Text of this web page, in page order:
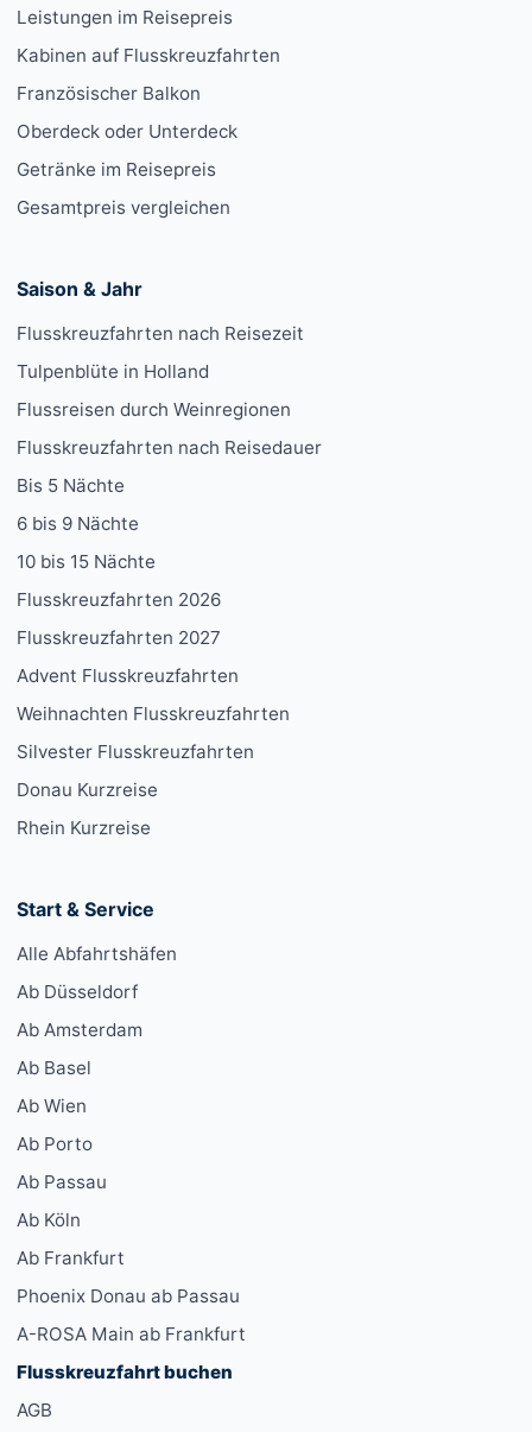
Leistungen im Reisepreis
Kabinen auf Flusskreuzfahrten
Französischer Balkon
Oberdeck oder Unterdeck
Getränke im Reisepreis
Gesamtpreis vergleichen
Saison & Jahr
Flusskreuzfahrten nach Reisezeit
Tulpenblüte in Holland
Flussreisen durch Weinregionen
Flusskreuzfahrten nach Reisedauer
Bis 5 Nächte
6 bis 9 Nächte
10 bis 15 Nächte
Flusskreuzfahrten 2026
Flusskreuzfahrten 2027
Advent Flusskreuzfahrten
Weihnachten Flusskreuzfahrten
Silvester Flusskreuzfahrten
Donau Kurzreise
Rhein Kurzreise
Start & Service
Alle Abfahrtshäfen
Ab Düsseldorf
Ab Amsterdam
Ab Basel
Ab Wien
Ab Porto
Ab Passau
Ab Köln
Ab Frankfurt
Phoenix Donau ab Passau
A-ROSA Main ab Frankfurt
Flusskreuzfahrt buchen
AGB